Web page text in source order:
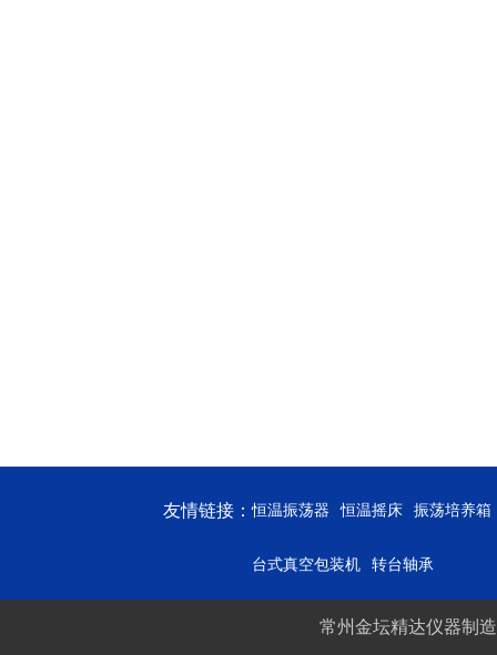
友情链接：恒温振荡器 恒温摇床 振荡培养箱
台式真空包装机 转台轴承
常州金坛精达仪器制